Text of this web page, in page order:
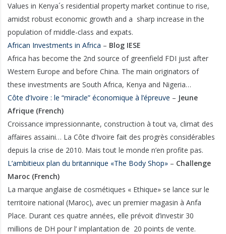
Values in Kenya´s residential property market continue to rise,
amidst robust economic growth and a sharp increase in the
population of middle-class and expats.
African Investments in Africa – Blog IESE
Africa has become the 2nd source of greenfield FDI just after
Western Europe and before China. The main originators of
these investments are South Africa, Kenya and Nigeria…
Côte d’Ivoire : le “miracle” économique à l’épreuve – Jeune
Afrique (French)
Croissance impressionnante, construction à tout va, climat des
affaires assaini… La Côte d’Ivoire fait des progrès considérables
depuis la crise de 2010. Mais tout le monde n’en profite pas.
L’ambitieux plan du britannique «The Body Shop» – Challenge
Maroc (French)
La marque anglaise de cosmétiques « Ethique» se lance sur le
territoire national (Maroc), avec un premier magasin à Anfa
Place. Durant ces quatre années, elle prévoit d’investir 30
millions de DH pour l’ implantation de 20 points de vente.